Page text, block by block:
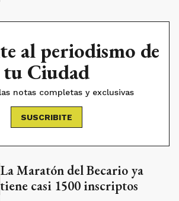
al periodismo de
tu Ciudad
notas completas y exclusivas
SUSCRIBITE
La Maratón del Becario ya
tiene casi 1500 inscriptos